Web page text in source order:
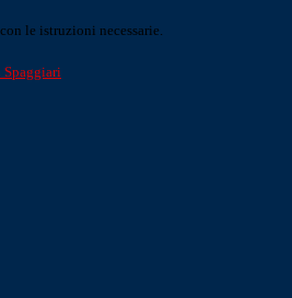
le istruzioni necessarie.